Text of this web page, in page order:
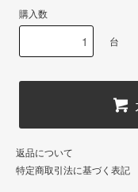
購入数
台
返品について
特定商取引法に基づく表記